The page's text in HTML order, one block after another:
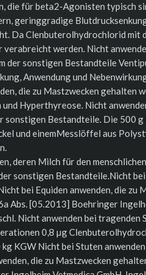
die für beta2-Agonisten typisch
geringgradige
Da Clenbuterolhydrochlorid mit
werden. Nicht
der sonstigen Bestandteile
Anwendung und
die zu Mastzwecken gehalten
Hyperthyreose. Nicht
sonstigen Bestandteile. Die 500
und einemMesslöffel aus
deren Milch für den
sonstigen Bestandteile.Nicht
bei Equiden anwenden, die zu
Abs. [05.2013] Boehringer
Nicht anwenden bei
0,8 μg
KGW Nicht bei Stuten
die zu Mastzwecken